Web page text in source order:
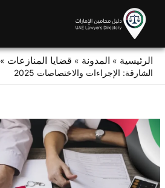
content
الرئيسية » المدونة » قضايا المنازعات »
الشارقة: الإجراءات والاختصاصات 2025